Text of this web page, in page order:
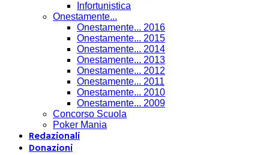
Infortunistica
Onestamente...
Onestamente... 2016
Onestamente... 2015
Onestamente... 2014
Onestamente... 2013
Onestamente... 2012
Onestamente... 2011
Onestamente... 2010
Onestamente... 2009
Concorso Scuola
Poker Mania
Redazionali
Donazioni